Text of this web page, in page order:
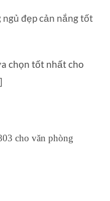
đẹp cản nắng tốt
chọn tốt nhất cho